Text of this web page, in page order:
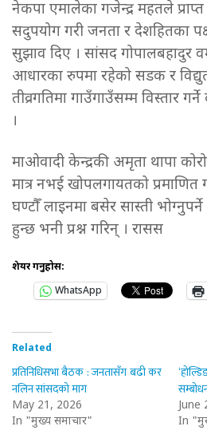
नेकपा एमालेका गजेन्द्र महतले
सदुपयोग गरी जनता र देशहितका
सुझाव दिए । सांसद गोपालबहादुर
आधारका रुपमा रहेको सडक र
तीव्रगतिमा गाउँगाउँसम्म विस्तार
।
माओवादी केन्द्रकी अमृता थापा
मात्र नभई खोपलगायतको
घण्टौँ लाइनमा बसेर सास्ती
हुन्छ भनी प्रश्न गरिन् । रासस
शेयर गर्नुहोस:
WhatsApp
Related
प्रतिनिधिसभा बैठक : जनतासँग बढी कर
नलिन सांसदको माग
May 21, 2026
In "मुख्य समाचार"
June
In